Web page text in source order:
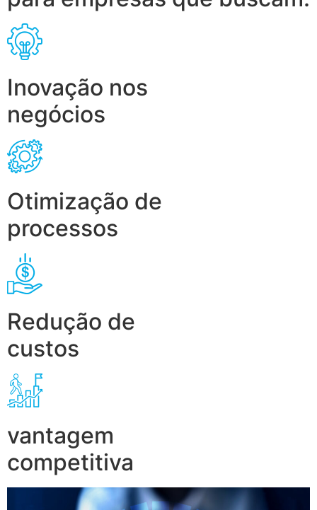
Inovação nos
negócios
Otimização de
processos
Redução de
custos
vantagem
competitiva